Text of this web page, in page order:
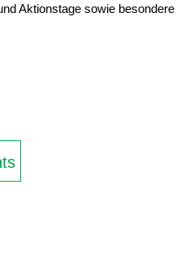
Aktionstage sowie besondere